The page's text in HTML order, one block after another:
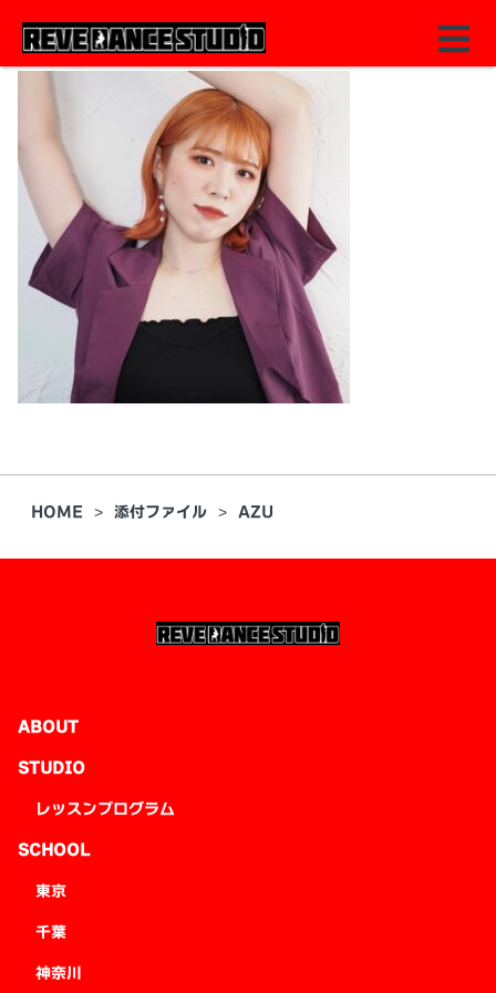
HOME 添付ファイル AZU
ABOUT
STUDIO
レッスンプログラム
SCHOOL
東京
千葉
神奈川